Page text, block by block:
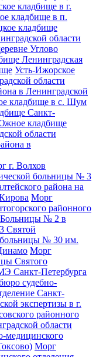
кладбище в г.
кладбище в п.
кладбище
области
Углово
Ленинградская
Усть-Ижорское
области
в Ленинградской
кладбище в с. Шум
Санкт-
кладбище
области
в
г. Волхов
больницы № 3
района на
Морг
районного
№ 2 в
Святой
№ 30 им.
Морг
Святого
Санкт-Петербурга
судебно-
Санкт-
экспертизы в г.
районного
области
медицинского
Морг